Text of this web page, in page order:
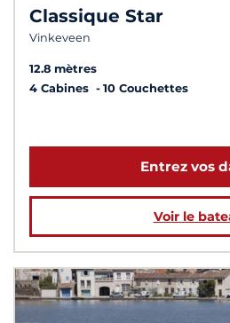
Classique Star
Vinkeveen
12.8 mètres
4 Cabines
10 Couchettes
Entrez vos
Voir le